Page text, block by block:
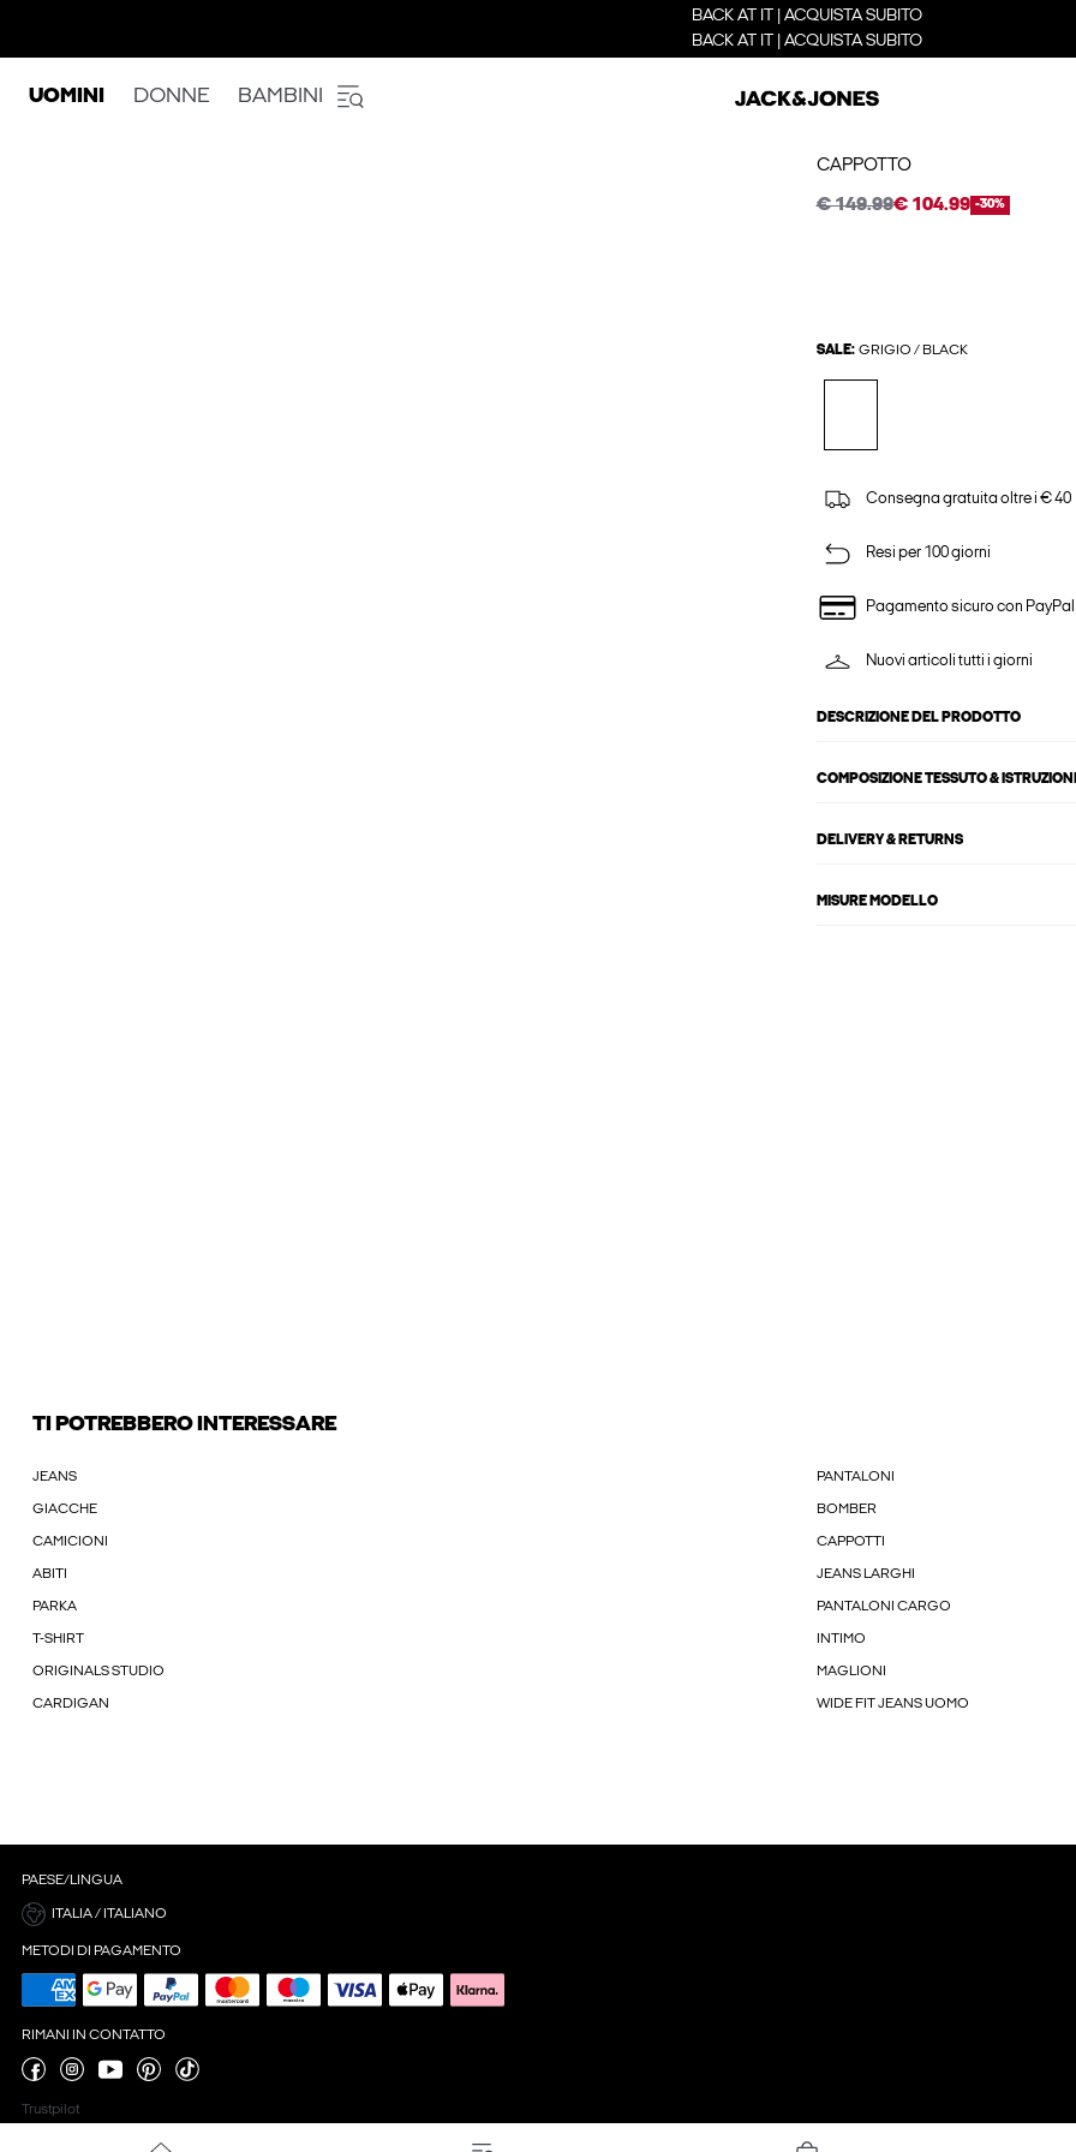
BACK AT IT | ACQUISTA SUBITO
BACK AT IT | ACQUISTA SUBITO
UOMINI DONNE BAMBINI
CAPPOTTO
€ 149.99€ 104.99 -30%
SALE: GRIGIO / BLACK
Consegna gratuita oltre i € 40
Resi per 100 giorni
Pagamento sicuro con PayPal
Nuovi articoli tutti i giorni
DESCRIZIONE DEL PRODOTTO
COMPOSIZIONE TESSUTO &
DELIVERY & RETURNS
MISURE MODELLO
TI POTREBBERO INTERESSARE
JEANS PANTALONI
GIACCHE BOMBER
CAMICIONI CAPPOTTI
ABITI JEANS LARGHI
PARKA PANTALONI CARGO
T-SHIRT INTIMO
ORIGINALS STUDIO MAGLIONI
CARDIGAN WIDE FIT JEANS UOMO
PAESE/LINGUA
ITALIA / ITALIANO
METODI DI PAGAMENTO
RIMANI IN CONTATTO
Trustpilot